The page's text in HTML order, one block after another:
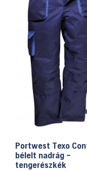
Portwest Texo
bélelt nadrág –
tengerészkék